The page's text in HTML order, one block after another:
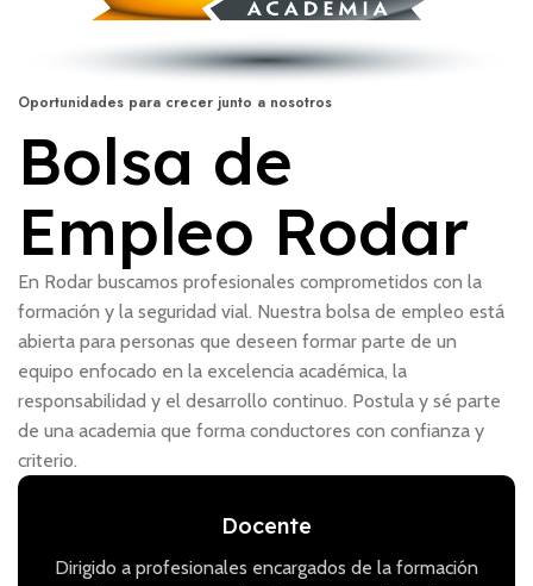
Oportunidades para crecer junto a nosotros
Bolsa de
Empleo Rodar
En Rodar buscamos profesionales comprometidos con la
formación y la seguridad vial. Nuestra bolsa de empleo está
abierta para personas que deseen formar parte de un
equipo enfocado en la excelencia académica, la
responsabilidad y el desarrollo continuo. Postula y sé parte
de una academia que forma conductores con confianza y
criterio.
Docente
Dirigido a profesionales encargados de la formación